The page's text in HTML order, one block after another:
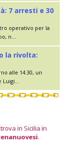
7 arresti e 30
operativo per la
n...
la rivolta:
alle 14.30, un
in Sicilia in
.